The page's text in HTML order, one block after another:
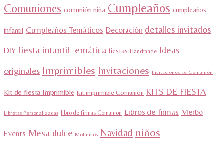
Comuniones comunión niña Cumpleaños cumpleaños
infantil Cumpleaños Temáticos Decoración detalles invitados
DIY fiesta intantil temática fiestas Handmade Ideas
originales Imprimibles Invitaciones Invitaciones de Comunión
Kit de fiesta Imprimible Kit imprimible Comunión KITS DE FIESTA
Libretas Personalizadas libro de firmas Comunion Libros de firmas Merbo
Events Mesa dulce Molinillos Navidad niños